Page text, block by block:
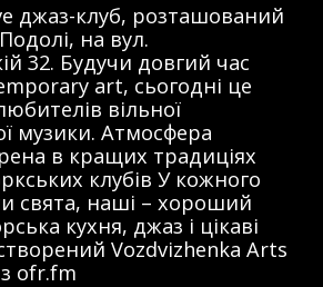
джаз-клуб, розташований
на вул.
32. Будучи довгий час
art, сьогодні це
вільної
музики. Атмосфера
в кращих традиціях
клубів У кожного
свята, наші – хороший
кухня, джаз і цікаві
Vozdvizhenka Arts
ofr.fm